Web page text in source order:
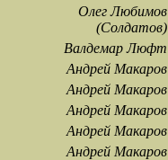
Олег Любимов
(Солдатов)
Валдемар Люфт
Андрей Макаров
Андрей Макаров
Андрей Макаров
Андрей Макаров
Андрей Макаров